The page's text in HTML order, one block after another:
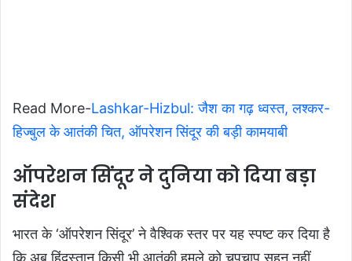
Read More-Lashkar-Hizbul: जैश का गढ़ ध्वस्त, लश्कर-
हिज्बुल के आतंकी चित, ऑपरेशन सिंदूर की बड़ी कामयाबी
ऑपरेशन सिंदूर ने दुनिया को दिया बड़ा
संदेश
भारत के ‘ऑपरेशन सिंदूर’ ने वैश्विक स्तर पर यह स्पष्ट कर दिया है
कि अब हिंदुस्तान किसी भी आतंकी हमले को चुपचाप सहन नहीं